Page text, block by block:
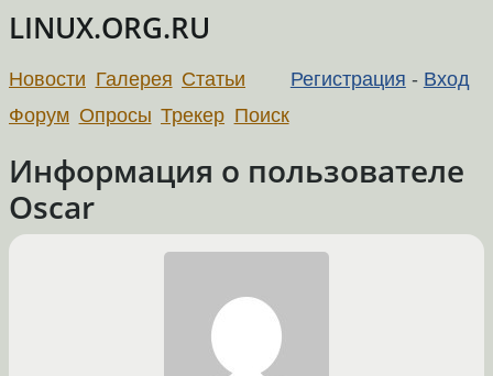
LINUX.ORG.RU
Регистрация - Вход
Новости Галерея Статьи
Форум Опросы Трекер Поиск
Информация о пользователе
Oscar